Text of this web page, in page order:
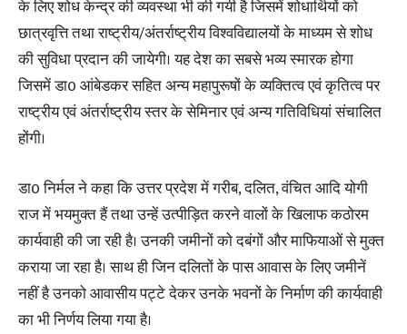
के लिए शोध केन्द्र की व्यवस्था भी की गयी है जिसमें शोधार्थियों को
छात्रवृत्ति तथा राष्ट्रीय/अंतर्राष्ट्रीय विश्वविद्यालयों के माध्यम से शोध
की सुविधा प्रदान की जायेगी। यह देश का सबसे भव्य स्मारक होगा
जिसमें डा0 आंबेडकर सहित अन्य महापुरूषों के व्यक्तित्व एवं कृतित्व पर
राष्ट्रीय एवं अंतर्राष्ट्रीय स्तर के सेमिनार एवं अन्य गतिविधियां संचालित
होंगी।
​डा0 निर्मल ने कहा कि उत्तर प्रदेश में गरीब, दलित, वंचित आदि योगी
राज में भयमुक्त हैं तथा उन्हें उत्पीड़ित करने वालों के खिलाफ कठोरम
कार्यवाही की जा रही है। उनकी जमीनों को दबंगों और माफियाओं से मुक्त
कराया जा रहा है। साथ ही जिन दलितों के पास आवास के लिए जमीनें
नहीं है उनको आवासीय पट्टे देकर उनके भवनों के निर्माण की कार्यवाही
का भी निर्णय लिया गया है।